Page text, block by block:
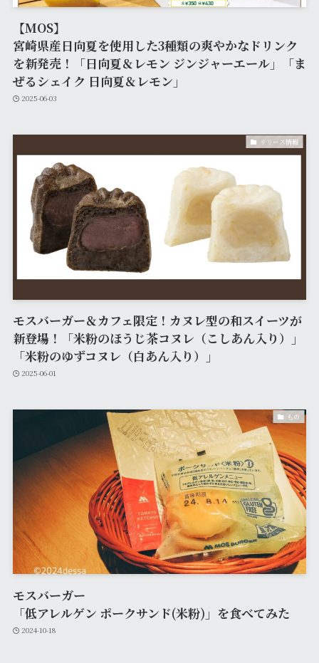
【MOS】
宮崎県産日向夏を使用した3種類の爽やかなドリンク
を新発売！「日向夏＆レモン ジンジャーエール」「ま
ぜるシェイク 日向夏＆レモン」
2025-06-03
リリース情報
モスバーガー＆カフェ限定！カヌレ型の和スイーツが
新登場！「米粉のほうじ茶コヌレ（こしあん入り）」
「米粉のゆずコヌレ（白あん入り）」
2025-06-01
もの
モスバーガー
「低アレルゲン ポークサンド(米粉)」を食べてみた
2024-10-18